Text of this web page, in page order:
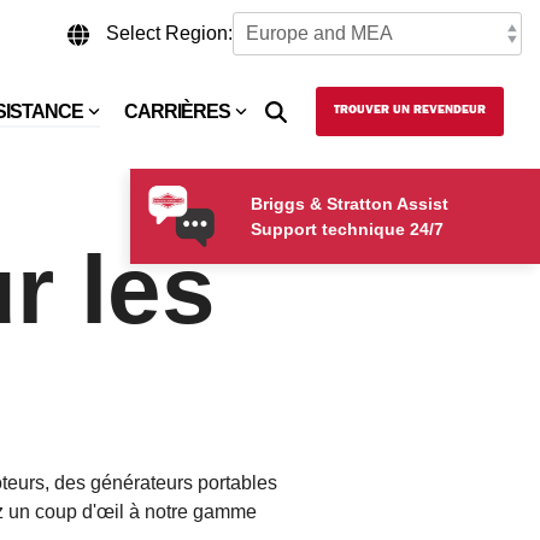
Select Region:
CARRIÈRES TROUVER UN REVENDEUR
les
des générateurs portables
un coup d'œil à notre gamme
Briggs & Stratton Assist
Support technique 24/7